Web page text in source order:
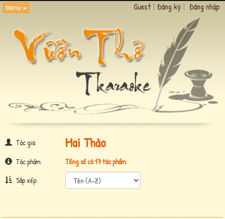
Menu Guest | Đăng ký | Đăng nhập
Tác giả: Mai Thảo
Tác phẩm:
Tổng số có 17 tác phẩm.
Sắp xếp: